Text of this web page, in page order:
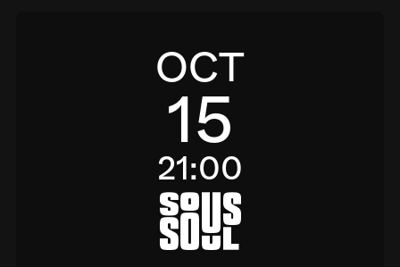
OCT
15
21:00
a